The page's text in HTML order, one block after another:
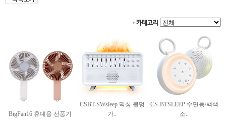
카테고리
BigFan16 휴대용 선풍기
CSBT-SWsleep 믹싱 불멍
가..
CS-BTSLEEP 수면등/백색
소..